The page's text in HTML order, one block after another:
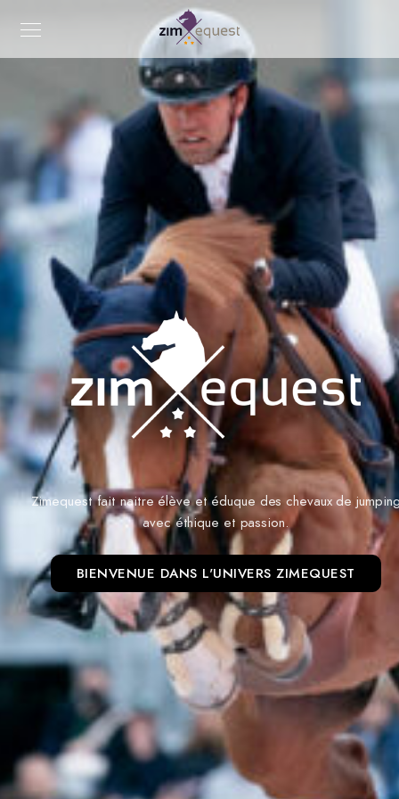
Zimequest fait naitre élève et éduque des chevaux de
avec éthique et passion.
BIENVENUE DANS L'UNIVERS ZIMEQUEST